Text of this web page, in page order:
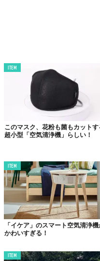
「部屋と
ITEM
このマスク、花粉も菌もカットす
超小型「空気清浄機」らしい！
ITEM
「イケア」のスマート空気清浄機
かわいすぎる！
ITEM